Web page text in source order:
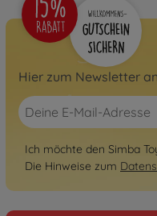
Hier zum Newsletter
Ich möchte den Simba
Die Hinweise zum